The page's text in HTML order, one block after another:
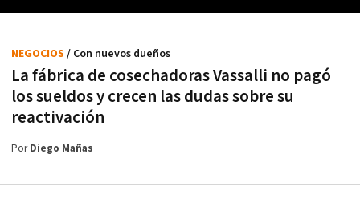
La fábrica de cosechadoras Vassalli no pagó
los sueldos y crecen las dudas sobre su
reactivación
NEGOCIOS / Con nuevos dueños
PorDiego Mañas